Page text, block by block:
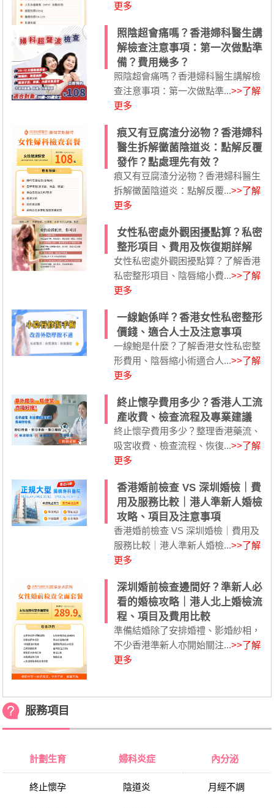
更多
照陰超會痛嗎？香港婦科醫生講
解檢查注意事項：第一次做點準
備？費用幾多？
照陰超會痛嗎？香港婦科醫生講解檢
查注意事項：第一次做點準...>>了解
更多
痕又有豆腐渣分泌物？香港婦科
醫生拆解黴菌陰道炎：點解反覆
發作？點處理先有效？
痕又有豆腐渣分泌物？香港婦科醫生
拆解黴菌陰道炎：點解反覆...>>了解
更多
女性私密處外觀困擾點算？私密
整形項目、費用及恢復期詳解
女性私密處外觀困擾點算？了解香港
私密整形項目、陰唇縮小費...>>了解
更多
一線鮑係咩？香港女性私密整形
價錢、適合人士及注意事項
一線鮑是什麼？了解香港女性私密整
形費用、陰唇縮小術適合人...>>了解
更多
終止懷孕費用多少？香港人工流
產收費、檢查流程及專業建議
終止懷孕費用多少？整理香港藥流、
吸宮收費、檢查流程、恢復...>>了解
更多
香港婚前檢查 VS 深圳婚檢｜費
用及服務比較｜港人準新人婚檢
攻略、項目及注意事項
香港婚前檢查 VS 深圳婚檢｜費用及
服務比較｜港人準新人婚檢...>>了解
更多
深圳婚前檢查邊間好？準新人必
看的婚檢攻略｜港人北上婚檢流
程、項目及費用比較
準備結婚除了安排婚禮、影婚紗相，
不少香港準新人亦開始關注...>>了解
更多
服務項目
計劃生育
終止懷孕
婦科炎症
陰道炎
內分泌
月經不調